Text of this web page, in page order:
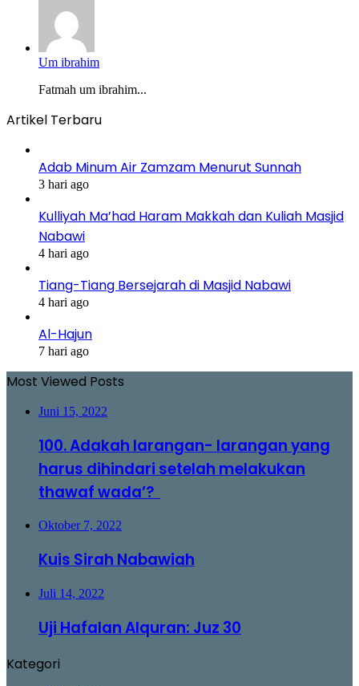
Um ibrahim
Fatmah um ibrahim...
Artikel Terbaru
Adab Minum Air Zamzam Menurut Sunnah
3 hari ago
Kulliyah Ma’had Haram Makkah dan Kuliah Masjid
Nabawi
4 hari ago
Tiang-Tiang Bersejarah di Masjid Nabawi
4 hari ago
Al-Hajun
7 hari ago
Most Viewed Posts
Juni 15, 2022
100. Adakah larangan- larangan yang
harus dihindari setelah melakukan
thawaf wada’?
Oktober 7, 2022
Kuis Sirah Nabawiah
Juli 14, 2022
Uji Hafalan Alquran: Juz 30
Kategori